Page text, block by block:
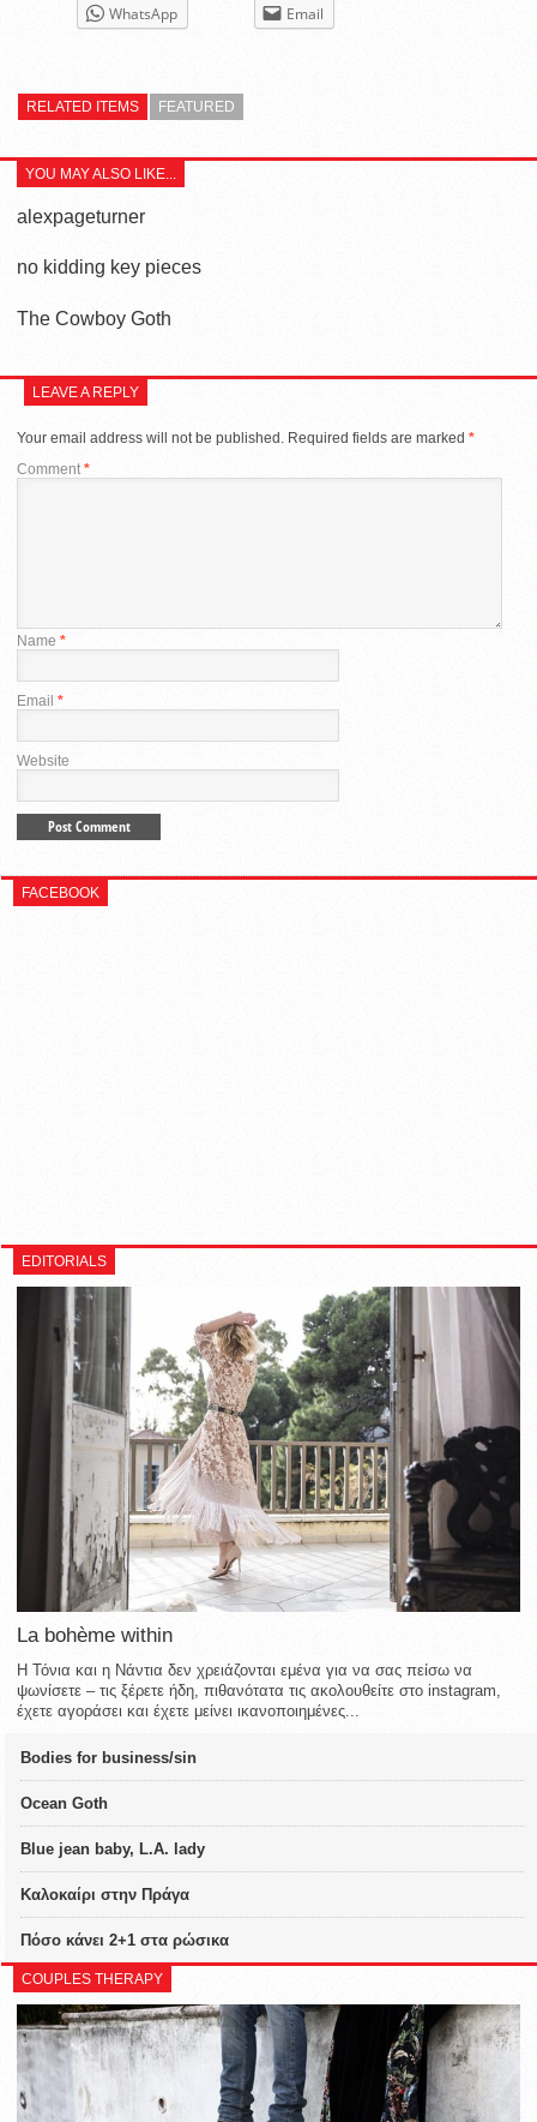
WhatsApp Email
RELATED ITEMS FEATURED
YOU MAY ALSO LIKE...
alexpageturner
no kidding key pieces
The Cowboy Goth
LEAVE A REPLY
Your email address will not be published. Required fields are marked *
Comment *
Name *
Email *
Website
FACEBOOK
EDITORIALS
La bohème within
Η Τόνια και η Νάντια δεν χρειάζονται εμένα για να σας πείσω να
ψωνίσετε – τις ξέρετε ήδη, πιθανότατα τις ακολουθείτε στο instagram,
έχετε αγοράσει και έχετε μείνει ικανοποιημένες...
Bodies for business/sin
Ocean Goth
Blue jean baby, L.A. lady
Καλοκαίρι στην Πράγα
Πόσο κάνει 2+1 στα ρώσικα
COUPLES THERAPY